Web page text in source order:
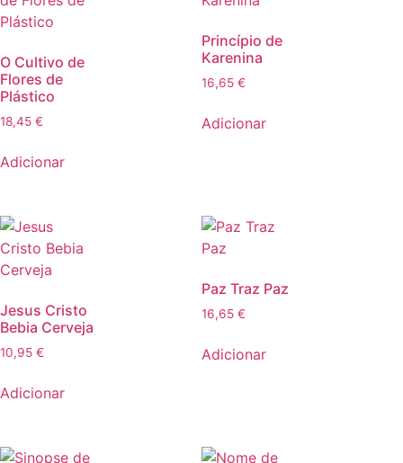
O Cultivo de
Flores de
Plástico
18,45 €
Adicionar
Princípio de
Karenina
16,65 €
Adicionar
Jesus Cristo
Bebia Cerveja
10,95 €
Adicionar
Paz Traz Paz
16,65 €
Adicionar